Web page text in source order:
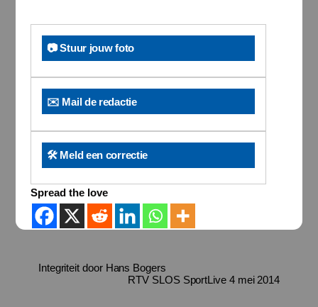
📷 Stuur jouw foto
✉️ Mail de redactie
🛠️ Meld een correctie
Spread the love
Integriteit door Hans Bogers
RTV SLOS SportLive 4 mei 2014